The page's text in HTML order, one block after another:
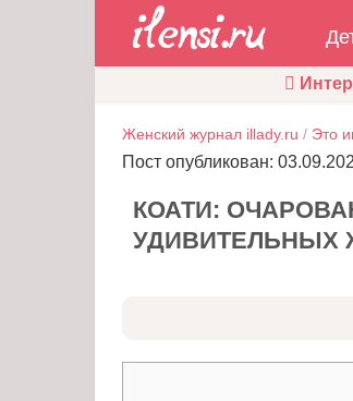
Женский журнал illady.ru / Это
Пост опубликован:
КОАТИ:
УДИВИТЕЛЬНЫХ